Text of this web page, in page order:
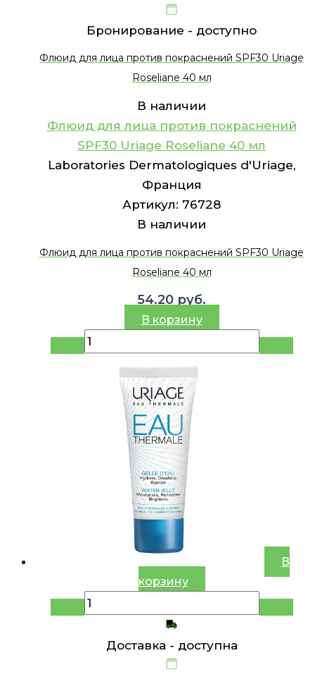
Бронирование - доступно
Флюид для лица против покраснений SPF30 Uriage
Roseliane 40 мл
В наличии
Флюид для лица против покраснений
SPF30 Uriage Roseliane 40 мл
Laboratories Dermatologiques d'Uriage,
Франция
Артикул: 76728
В наличии
Флюид для лица против покраснений SPF30 Uriage
Roseliane 40 мл
54.20 руб.
В корзину
В
корзину
Доставка - доступна